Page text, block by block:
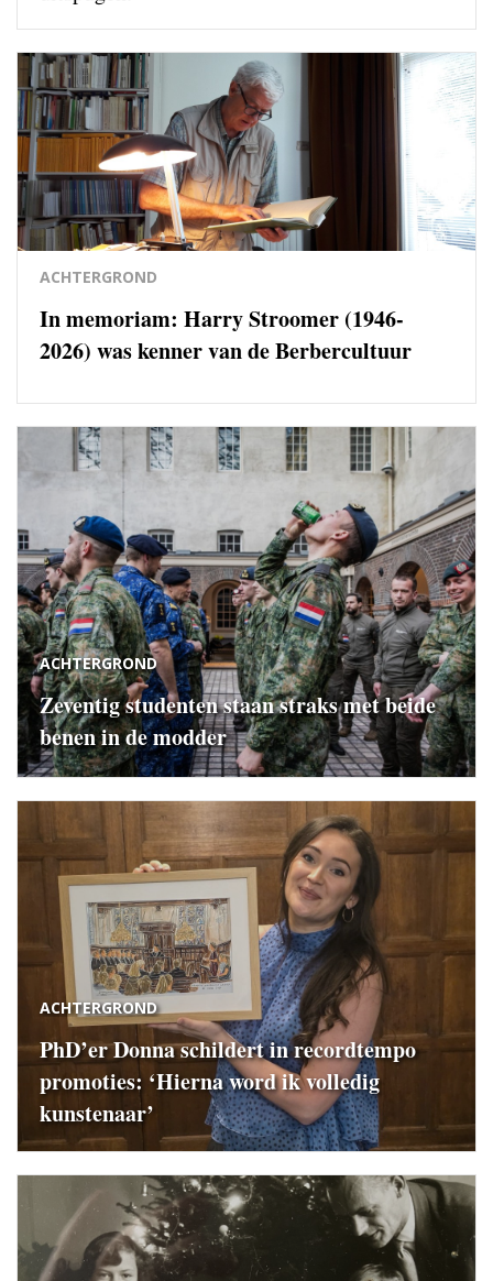
ACHTERGROND
In memoriam: Harry Stroomer (1946-
2026) was kenner van de Berbercultuur
ACHTERGROND
Zeventig studenten staan straks met beide
benen in de modder
ACHTERGROND
PhD’er Donna schildert in recordtempo
promoties: ‘Hierna word ik volledig
kunstenaar’